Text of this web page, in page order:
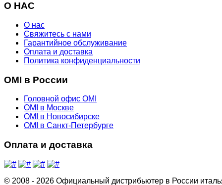
О НАС
О нас
Свяжитесь с нами
Гарантийное обслуживание
Оплата и доставка
Политика конфиденциальности
OMI в России
Головной офис OMI
OMI в Москве
OMI в Новосибирске
OMI в Санкт-Петербурге
Оплата и доставка
© 2008 - 2026 Официальный дистрибьютер в России